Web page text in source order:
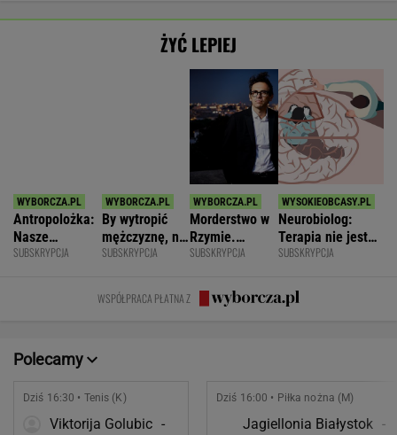
ŻYĆ LEPIEJ
Antropolożka:
Nasze
społeczeństwo
SUBSKRYPCJA
By wytropić
mężczyznę, nie
musi nawet
krzesła.
SUBSKRYPCJA
Morderstwo w
Rzymie.
Dlaczego
zniszczyli
swoje życia?
SUBSKRYPCJA
Neurobiolog:
Terapia nie jest
konieczna. Mózg
zmianę
SUBSKRYPCJA
WSPÓŁPRACA PŁATNA Z
Polecamy
Dziś 16:30 • Tenis (K)
Viktorija Golubic -
Dziś 16:00 • Piłka nożna (M)
Jagiellonia Białystok -